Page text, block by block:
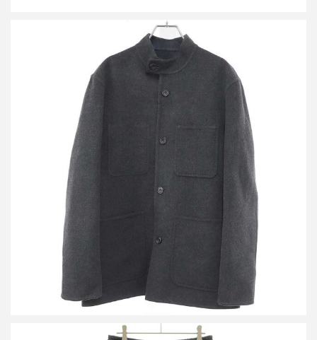
ベルルッティ スクリットカリグラフィ ウールカシミヤスタンドカ
ラージャケット
買取金額60,000円
詳しく見る